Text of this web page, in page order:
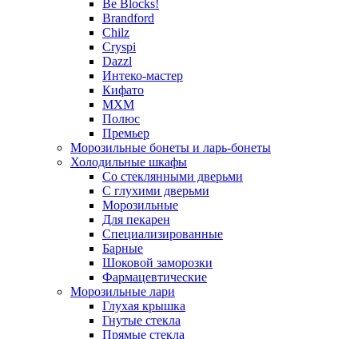
Be Blocks!
Brandford
Chilz
Cryspi
Dazzl
Интеко-мастер
Кифато
МХМ
Полюс
Премьер
Морозильные бонеты и ларь-бонеты
Холодильные шкафы
Со стеклянными дверьми
С глухими дверьми
Морозильные
Для пекарен
Специализированные
Барные
Шоковой заморозки
Фармацевтические
Морозильные лари
Глухая крышка
Гнутые стекла
Прямые стекла